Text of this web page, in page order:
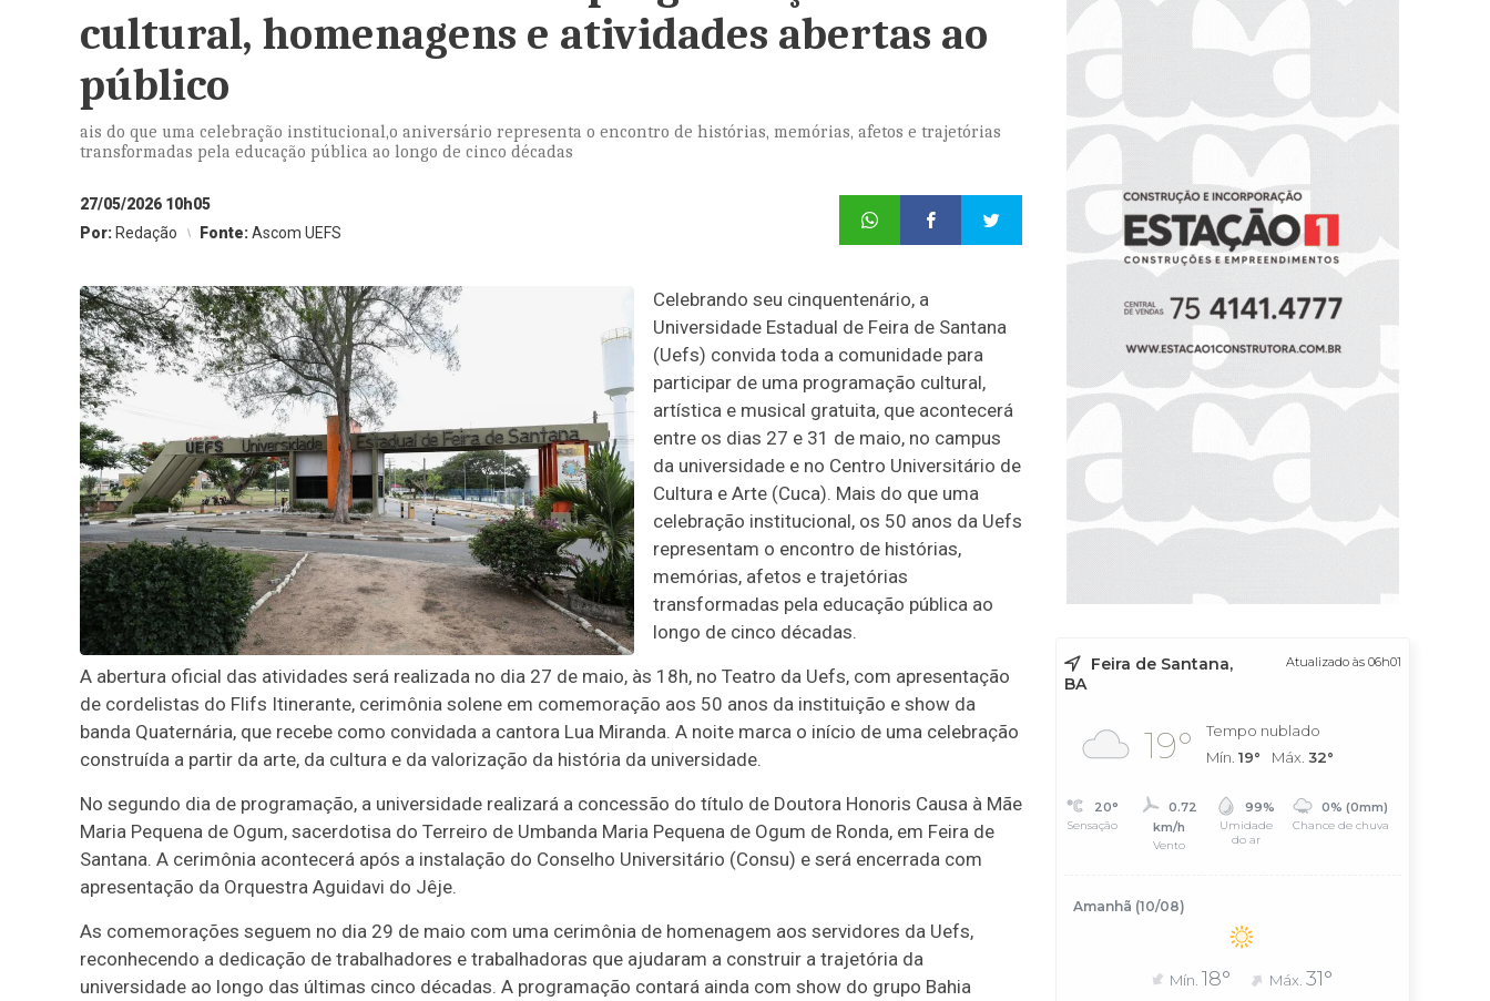
cultural, homenagens e atividades abertas ao
público
ais do que uma celebração institucional,o aniversário representa o encontro de histórias, memórias, afetos e trajetórias
transformadas pela educação pública ao longo de cinco décadas
27/05/2026 10h05
Por: Redação Fonte:Ascom UEFS
Celebrando seu cinquentenário, a
Universidade Estadual de Feira de Santana
(Uefs) convida toda a comunidade para
participar de uma programação cultural,
artística e musical gratuita, que acontecerá
entre os dias 27 e 31 de maio, no campus
da universidade e no Centro Universitário de
Cultura e Arte (Cuca). Mais do que uma
celebração institucional, os 50 anos da Uefs
representam o encontro de histórias,
memórias, afetos e trajetórias
transformadas pela educação pública ao
longo de cinco décadas.
A abertura oficial das atividades será realizada no dia 27 de maio, às 18h, no Teatro da Uefs, com apresentação
de cordelistas do Flifs Itinerante, cerimônia solene em comemoração aos 50 anos da instituição e show da
banda Quaternária, que recebe como convidada a cantora Lua Miranda. A noite marca o início de uma celebração
construída a partir da arte, da cultura e da valorização da história da universidade.
No segundo dia de programação, a universidade realizará a concessão do título de Doutora Honoris Causa à Mãe
Maria Pequena de Ogum, sacerdotisa do Terreiro de Umbanda Maria Pequena de Ogum de Ronda, em Feira de
Santana. A cerimônia acontecerá após a instalação do Conselho Universitário (Consu) e será encerrada com
apresentação da Orquestra Aguidavi do Jêje.
As comemorações seguem no dia 29 de maio com uma cerimônia de homenagem aos servidores da Uefs,
reconhecendo a dedicação de trabalhadores e trabalhadoras que ajudaram a construir a trajetória da
universidade ao longo das últimas cinco décadas. A programação contará ainda com show do grupo Bahia
Feira de Santana,
BA
Atualizado às 06h01
19°
Tempo nublado
Mín. 19° Máx. 32°
20°
Sensação
0.72
km/h
Vento
99%
Umidade
do ar
0% (0mm)
Chance de chuva
Amanhã (10/08)
Mín. 18° Máx. 31°